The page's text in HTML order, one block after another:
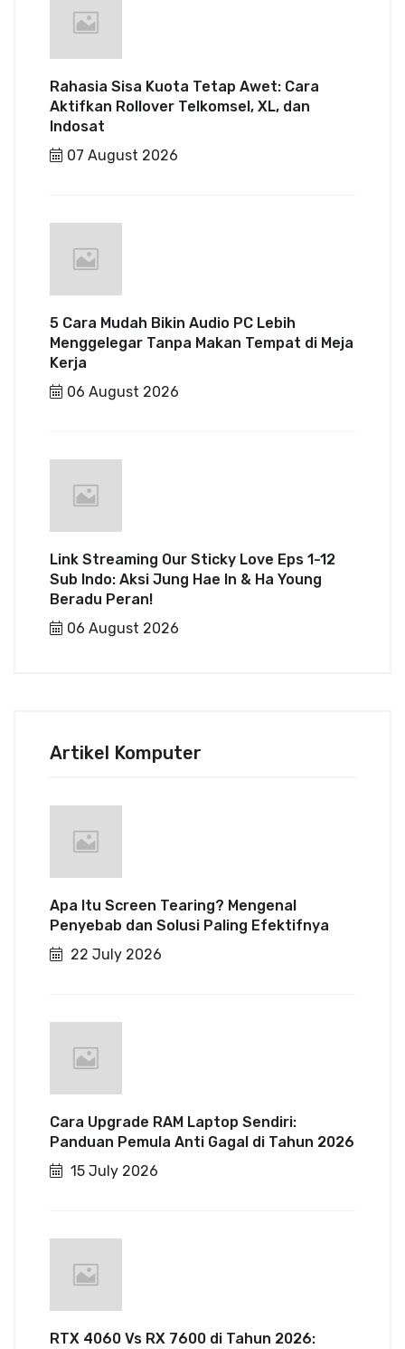
Rahasia Sisa Kuota Tetap Awet: Cara
Aktifkan Rollover Telkomsel, XL, dan
Indosat
07 August 2026
5 Cara Mudah Bikin Audio PC Lebih
Menggelegar Tanpa Makan Tempat di Meja
Kerja
06 August 2026
Link Streaming Our Sticky Love Eps 1-12
Sub Indo: Aksi Jung Hae In & Ha Young
Beradu Peran!
06 August 2026
Artikel Komputer
Apa Itu Screen Tearing? Mengenal
Penyebab dan Solusi Paling Efektifnya
22 July 2026
Cara Upgrade RAM Laptop Sendiri:
Panduan Pemula Anti Gagal di Tahun 2026
15 July 2026
RTX 4060 Vs RX 7600 di Tahun 2026: